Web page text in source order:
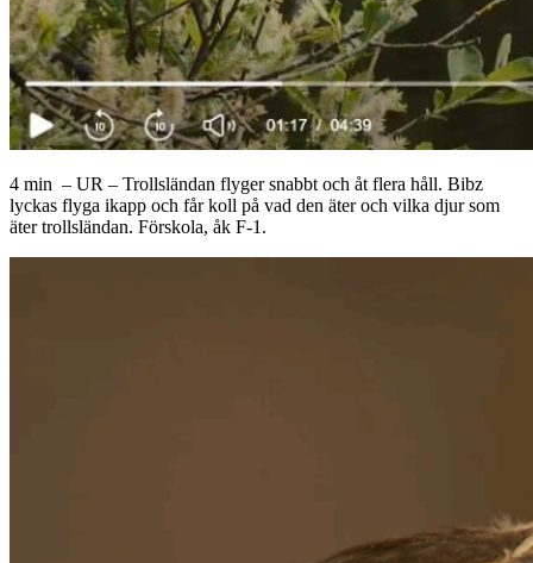
4 min – UR – Trollsländan flyger snabbt och åt flera håll. Bibz
lyckas flyga ikapp och får koll på vad den äter och vilka djur som
äter trollsländan. Förskola, åk F-1.